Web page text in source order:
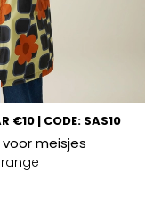
€10 | CODE: SAS10
meisjes